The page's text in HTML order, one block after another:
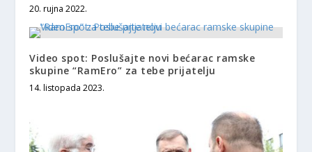
20. rujna 2022.
Video spot: Poslušajte novi bećarac ramske
skupine “RamEro” za tebe prijatelju
14. listopada 2023.